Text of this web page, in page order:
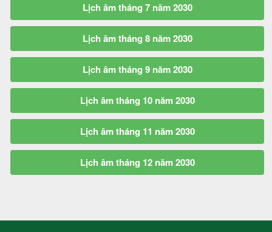
Lịch âm tháng 7 năm 2030
Lịch âm tháng 8 năm 2030
Lịch âm tháng 9 năm 2030
Lịch âm tháng 10 năm 2030
Lịch âm tháng 11 năm 2030
Lịch âm tháng 12 năm 2030